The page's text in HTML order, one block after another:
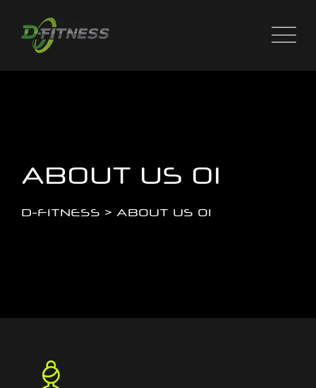
ABOUT US 01
D-FITNESS > ABOUT US 01